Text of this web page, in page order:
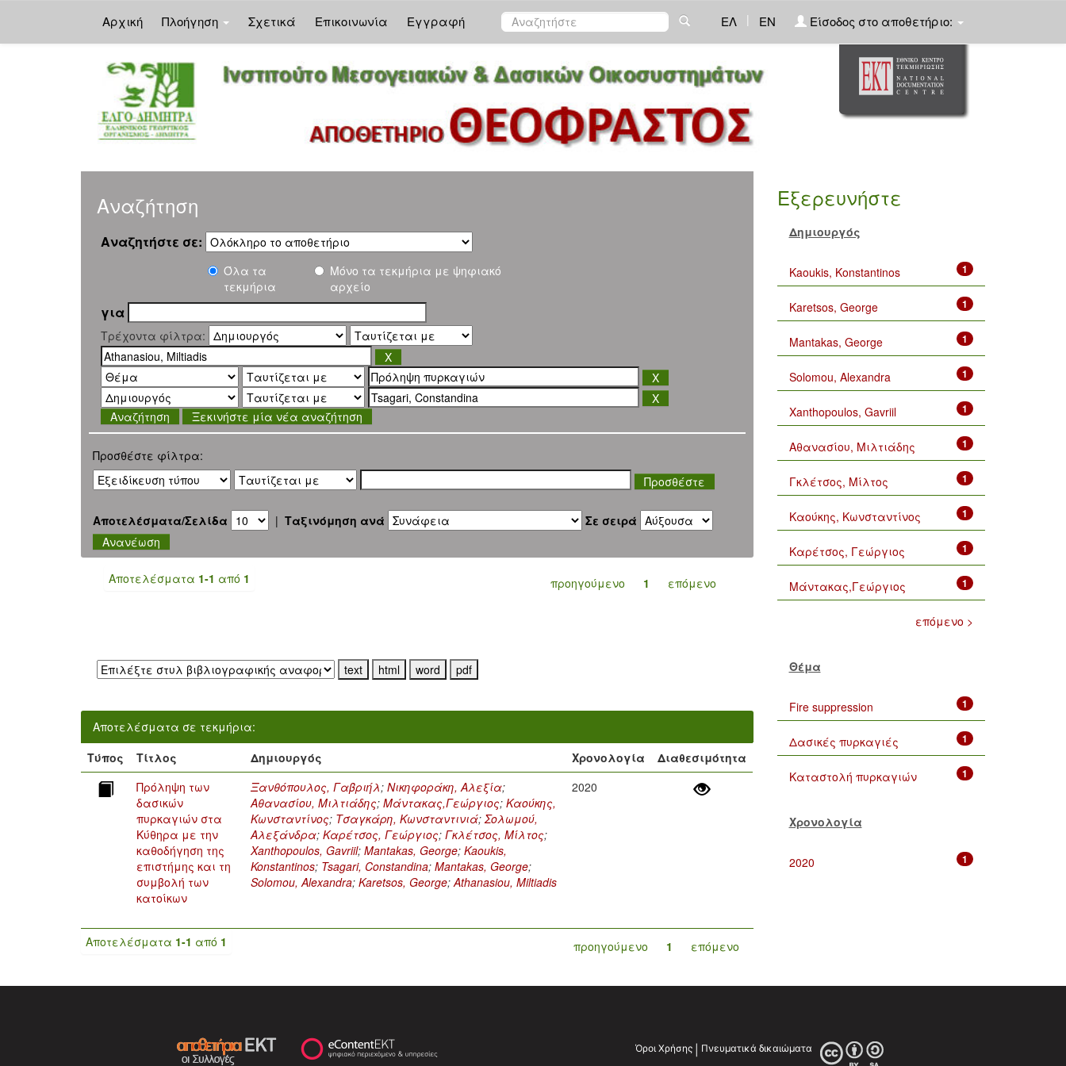
Αρχική Πλοήγηση Σχετικά Επικοινωνία Εγγραφή ΕΛ | EN Είσοδος στο αποθετήριο:
Αναζήτηση
Αναζητήστε σε:
Όλα τα
τεκμήρια
Μόνο τα τεκμήρια με ψηφιακό
αρχείο
για
Τρέχοντα φίλτρα:
Ξεκινήστε μία νέα αναζήτηση
Προσθέστε φίλτρα:
Αποτελέσματα/Σελίδα | Ταξινόμηση ανά Σε σειρά
Αποτελέσματα 1-1 από 1 προηγούμενο 1 επόμενο
Αποτελέσματα σε τεκμήρια:
Τύπος
Τίτλος Δημιουργός Χρονολογία
Διαθεσιμότητα
Πρόληψη των
δασικών
πυρκαγιών στα
Κύθηρα με την
καθοδήγηση της
επιστήμης και τη
συμβολή των
κατοίκων
Ξανθόπουλος, Γαβριήλ;Νικηφοράκη, Αλεξία;
Αθανασίου, Μιλτιάδης;Μάντακας,Γεώργιος;Καούκης,
Κωνσταντίνος; Τσαγκάρη, Κωνσταντινιά;Σολωμού,
Αλεξάνδρα;Καρέτσος, Γεώργιος;Γκλέτσος, Μίλτος;
Xanthopoulos, Gavriil;Mantakas, George;Kaoukis,
Konstantinos; Tsagari, Constandina;Mantakas, George;
Solomou, Alexandra;Karetsos, George;Athanasiou, Miltiadis
2020
Αποτελέσματα 1-1 από 1 προηγούμενο 1 επόμενο
Εξερευνήστε
Δημιουργός
1
Kaoukis, Konstantinos
1
Karetsos, George
1
Mantakas, George
1
Solomou, Alexandra
1
Xanthopoulos, Gavriil
1
Αθανασίου, Μιλτιάδης
1
Γκλέτσος, Μίλτος
1
Καούκης, Κωνσταντίνος
1
Καρέτσος, Γεώργιος
1
Μάντακας,Γεώργιος
επόμενο >
Θέμα
1
Fire suppression
1
Δασικές πυρκαγιές
1
Καταστολή πυρκαγιών
Χρονολογία
1
2020